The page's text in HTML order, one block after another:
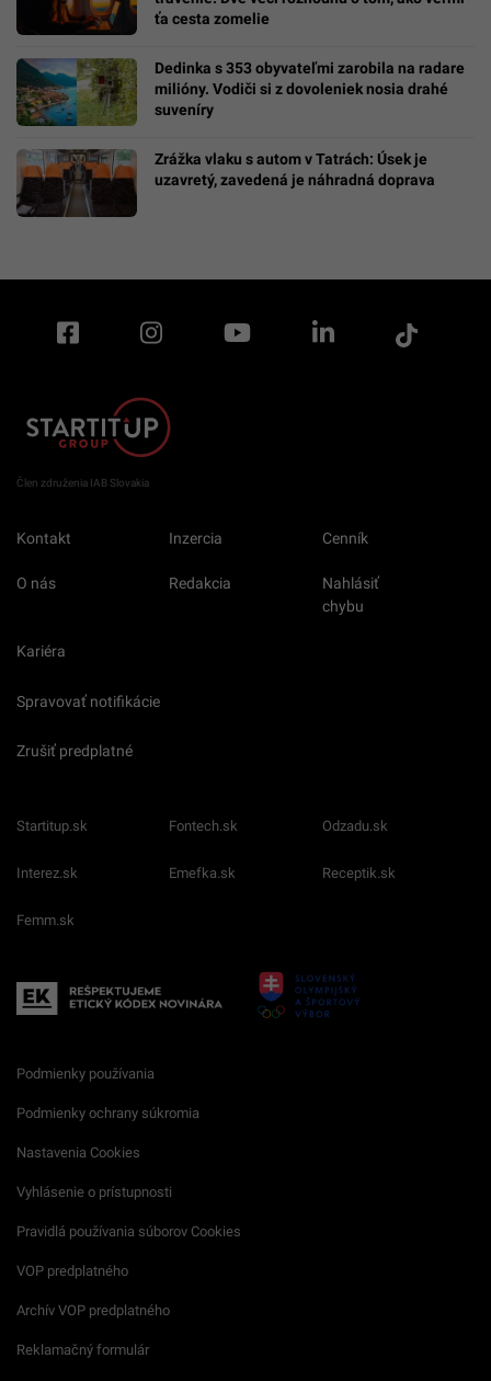
ťa cesta zomelie
Dedinka s 353 obyvateľmi zarobila na radare
milióny. Vodiči si z dovoleniek nosia drahé
suveníry
Zrážka vlaku s autom v Tatrách: Úsek je
uzavretý, zavedená je náhradná doprava
Člen združenia IAB Slovakia
Kontakt Inzercia Cenník
O nás Redakcia
Nahlásiť
chybu
Kariéra
Spravovať notifikácie
Zrušiť predplatné
Startitup.sk Fontech.sk Odzadu.sk
Interez.sk Emefka.sk Receptik.sk
Femm.sk
Podmienky používania
Podmienky ochrany súkromia
Nastavenia Cookies
Vyhlásenie o prístupnosti
Pravidlá používania súborov Cookies
VOP predplatného
Archív VOP predplatného
Reklamačný formulár